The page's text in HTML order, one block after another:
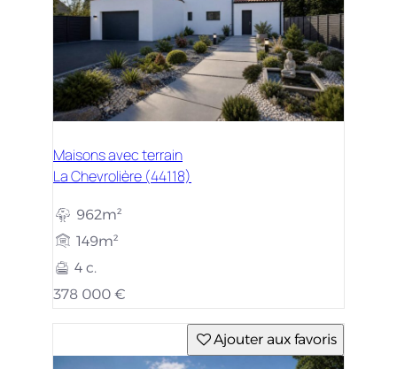
Maisons avec terrain
La Chevrolière (44118)
962m²
149m²
4 c.
378 000 €
Ajouter aux favoris